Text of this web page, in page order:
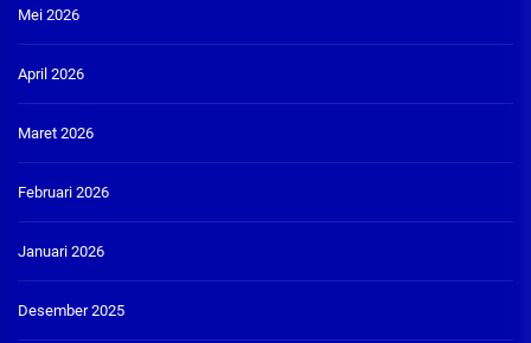
Mei 2026
April 2026
Maret 2026
Februari 2026
Januari 2026
Desember 2025